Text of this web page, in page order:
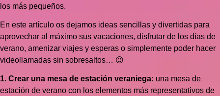
los más pequeños.
En este artículo os dejamos ideas sencillas y divertidas para
aprovechar al máximo sus vacaciones, disfrutar de los días de
verano, amenizar viajes y esperas o simplemente poder hacer
videollamadas sin sobresaltos… 😉
1. Crear una mesa de estación veraniega: una mesa de
estación de verano con los elementos más representativos de